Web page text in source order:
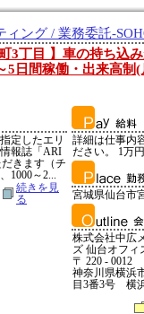
ィング / 業務委託-
3丁目 】車の持ち込
5日間稼働・出来高制
定したエリ
報誌「ARI
きます（チ
1000～2...
続きを見
る
詳細は仕事内
ださい。 1万
宮城県仙台市
株式会社中広
ズ 仙台オフィ
〒 220 - 0012
神奈川県横浜
目3番3号 横